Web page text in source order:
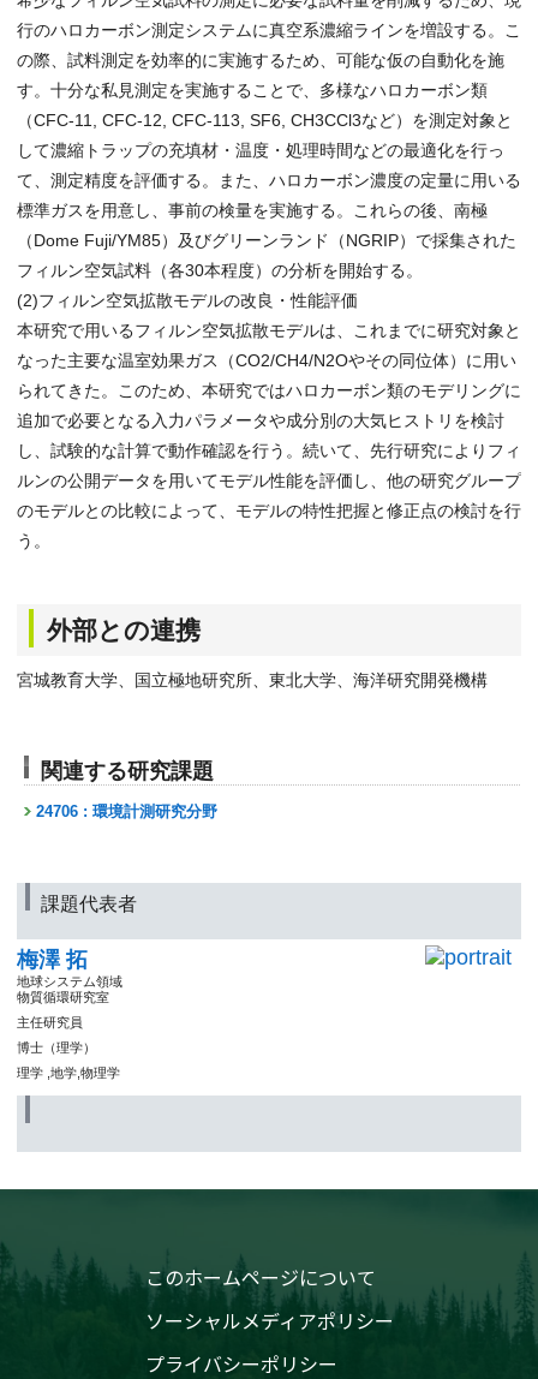
行のハロカーボン測定システムに真空系濃縮ラインを増設する。こ
の際、試料測定を効率的に実施するため、可能な仮の自動化を施
す。十分な私見測定を実施することで、多様なハロカーボン類
（CFC-11, CFC-12, CFC-113, SF6, CH3CCl3など）を測定対象と
して濃縮トラップの充填材・温度・処理時間などの最適化を行っ
て、測定精度を評価する。また、ハロカーボン濃度の定量に用いる
標準ガスを用意し、事前の検量を実施する。これらの後、南極
（Dome Fuji/YM85）及びグリーンランド（NGRIP）で採集された
フィルン空気試料（各30本程度）の分析を開始する。
(2)フィルン空気拡散モデルの改良・性能評価
本研究で用いるフィルン空気拡散モデルは、これまでに研究対象と
なった主要な温室効果ガス（CO2/CH4/N2Oやその同位体）に用い
られてきた。このため、本研究ではハロカーボン類のモデリングに
追加で必要となる入力パラメータや成分別の大気ヒストリを検討
し、試験的な計算で動作確認を行う。続いて、先行研究によりフィ
ルンの公開データを用いてモデル性能を評価し、他の研究グループ
のモデルとの比較によって、モデルの特性把握と修正点の検討を行
う。
外部との連携
宮城教育大学、国立極地研究所、東北大学、海洋研究開発機構
関連する研究課題
24706 : 環境計測研究分野
課題代表者
梅澤 拓
地球システム領域
物質循環研究室
主任研究員
博士（理学）
理学 ,地学,物理学
このホームページについて
ソーシャルメディアポリシー
プライバシーポリシー